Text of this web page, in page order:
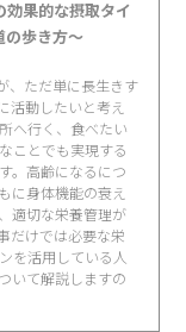
効果的な摂取タイ
歩き方〜
、ただ単に長生きす
活動したいと考え
へ行く、食べたい
ことでも実現する
。高齢になるにつ
に身体機能の衰え
適切な栄養管理が
だけでは必要な栄
を活用している人
いて解説しますの